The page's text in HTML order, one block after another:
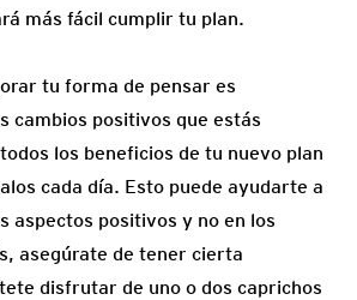
más fácil cumplir tu plan.
tu forma de pensar es
cambios positivos que estás
los beneficios de tu nuevo plan
cada día. Esto puede ayudarte a
aspectos positivos y no en los
asegúrate de tener cierta
disfrutar de uno o dos caprichos